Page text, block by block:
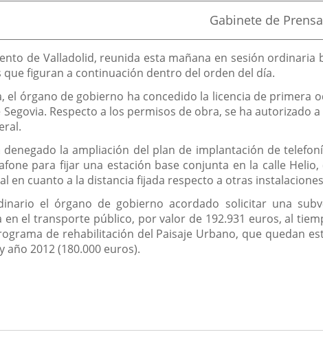
Fuente
la
noticia
Gabinete de Prensa
de Valladolid, reunida esta mañana en sesión ordinaria
que figuran a continuación dentro del orden del día.
el órgano de gobierno ha concedido la licencia de primera
Segovia. Respecto a los permisos de obra, se ha
la ampliación del plan de implantación de
para fijar una estación base conjunta en la calle
en cuanto a la distancia fijada respecto a otras
el órgano de gobierno acordado solicitar una
en el transporte público, por valor de 192.931 euros, al
de rehabilitación del Paisaje Urbano, que quedan
año 2012 (180.000 euros).